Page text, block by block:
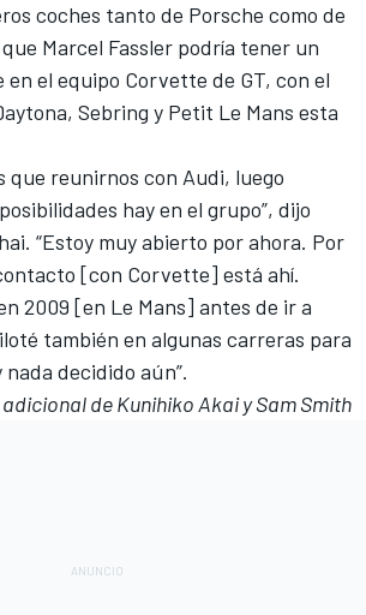
coches tanto de Porsche como de
Marcel Fassler podría tener un
en el equipo Corvette de GT, con el
Sebring y Petit Le Mans esta
que reunirnos con Audi, luego
hay en el grupo”, dijo
“Estoy muy abierto por ahora. Por
[con Corvette] está ahí.
2009 [en Le Mans] antes de ir a
también en algunas carreras para
decidido aún”.
de Kunihiko Akai y Sam Smith